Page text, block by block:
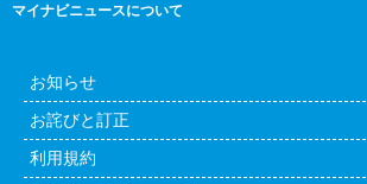
マイナビニュースについて
お知らせ
お詫びと訂正
利用規約